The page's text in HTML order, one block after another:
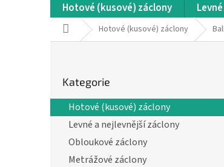
Hotové (kusové) záclony
Domů Hotové (kusové) záclony
r
a
kategorie
Kategorie
Hotové (kusové) záclony
Levné a nejlevnější záclony
Obloukové záclony
Metrážové záclony